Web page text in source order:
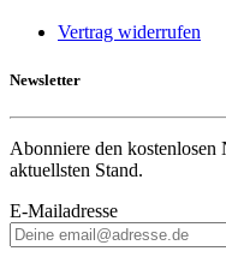
Vertrag widerrufen
Newsletter
Abonniere den kostenlosen
aktuellsten Stand.
E-Mailadresse